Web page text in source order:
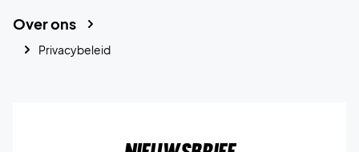
Over ons
Privacybeleid